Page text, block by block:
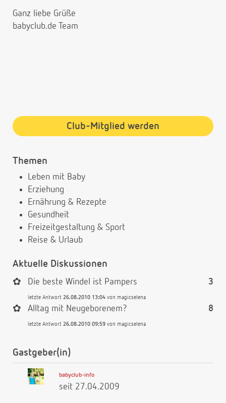
Ganz liebe Grüße
babyclub.de Team
Club-Mitglied werden
Themen
Leben mit Baby
Erziehung
Ernährung & Rezepte
Gesundheit
Freizeitgestaltung & Sport
Reise & Urlaub
Aktuelle Diskussionen
3
✿ Die beste Windel ist Pampers
letzte Antwort 26.08.2010 13:04 von magicselena
8
✿ Alltag mit Neugeborenem?
letzte Antwort 26.08.2010 09:59 von magicselena
Gastgeber(in)
babyclub-info
seit 27.04.2009